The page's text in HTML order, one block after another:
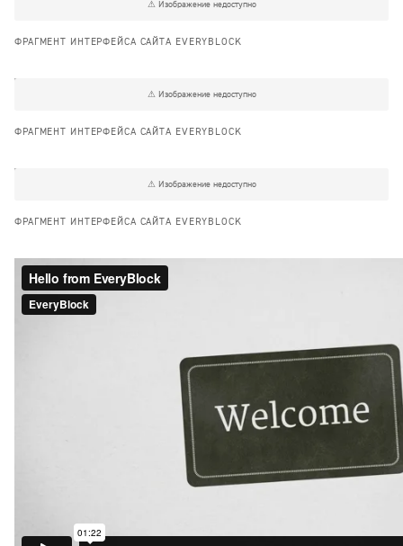
ФРАГМЕНТ ИНТЕРФЕЙСА САЙТА EVERYBLOCK
ФРАГМЕНТ ИНТЕРФЕЙСА САЙТА EVERYBLOCK
ФРАГМЕНТ ИНТЕРФЕЙСА САЙТА EVERYBLOCK